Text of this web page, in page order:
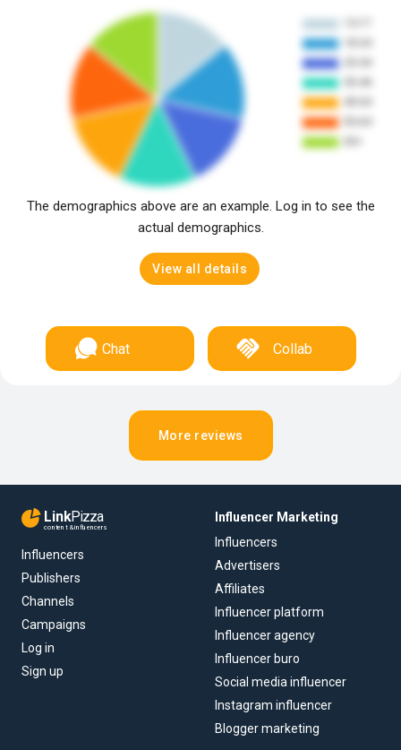
The demographics above are an example. Log in to see the
actual demographics.
View all details
Chat Collab
More reviews
LinkPizza
content & influencers
Influencers
Publishers
Channels
Campaigns
Log in
Sign up
Influencer Marketing
Influencers
Advertisers
Affiliates
Influencer platform
Influencer agency
Influencer buro
Social media influencer
Instagram influencer
Blogger marketing